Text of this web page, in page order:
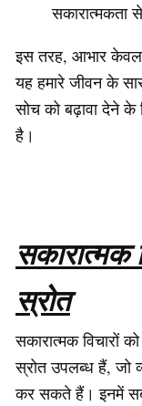
सकारात्मकता
इस तरह, आभार केवल
यह हमारे जीवन के
सोच को बढ़ावा देने के
है।
सकारात्मक
स्रोत
सकारात्मक विचारों
स्रोत उपलब्ध हैं, जो
कर सकते हैं। इनमें